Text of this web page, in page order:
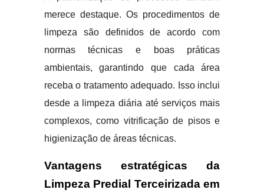
merece destaque. Os procedimentos de
limpeza são definidos de acordo com
normas técnicas e boas práticas
ambientais, garantindo que cada área
receba o tratamento adequado. Isso inclui
desde a limpeza diária até serviços mais
complexos, como vitrificação de pisos e
higienização de áreas técnicas.
Vantagens estratégicas da
Limpeza Predial Terceirizada em